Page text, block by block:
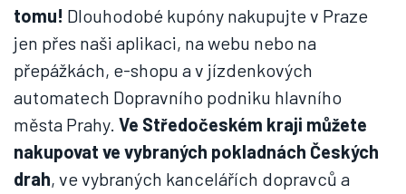
tomu! Dlouhodobé kupóny nakupujte v Praze
jen přes naši aplikaci, na webu nebo na
přepážkách, e-shopu a v jízdenkových
automatech Dopravního podniku hlavního
města Prahy. Ve Středočeském kraji můžete
nakupovat ve vybraných pokladnách Českých
drah, ve vybraných kancelářích dopravců a